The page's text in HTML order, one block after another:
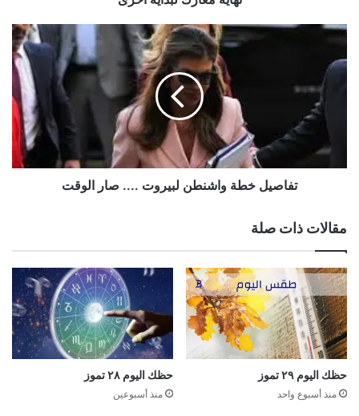
نسخ الرابط
تفاصيل
واشنطن
لبيروت
تفاصيل خطة واشنطن لبيروت .... صار الوقت
مقالات ذات صلة
حظك اليوم ٢٩ تموز
منذ أسبوع واحد
حظك اليوم ٢٨ تموز
منذ أسبوعين